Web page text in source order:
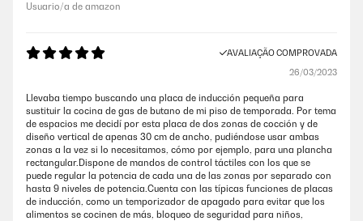
Usuario/a de amazon
AVALIAÇÃO COMPROVADA
26/03/2023
Llevaba tiempo buscando una placa de inducción pequeña para
sustituir la cocina de gas de butano de mi piso de temporada. Por tema
de espacios me decidí por esta placa de dos zonas de cocción y de
diseño vertical de apenas 30 cm de ancho, pudiéndose usar ambas
zonas a la vez si lo necesitamos, cómo por ejemplo, para una plancha
rectangular.Dispone de mandos de control táctiles con los que se
puede regular la potencia de cada una de las zonas por separado con
hasta 9 niveles de potencia.Cuenta con las típicas funciones de placas
de inducción, como un temporizador de apagado para evitar que los
alimentos se cocinen de más, bloqueo de seguridad para niños,